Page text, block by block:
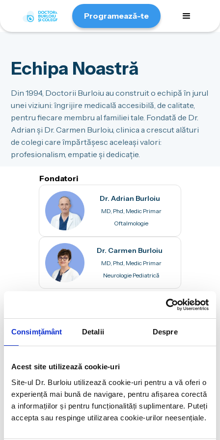
Consimțământ Detalii Despre
Acest site utilizează cookie-uri
Site-ul Dr. Burloiu utilizează cookie-uri pentru a vă oferi o
experiență mai bună de navigare, pentru afișarea corectă
a informațiilor și pentru funcționalități suplimentare. Puteți
accepta sau respinge utilizarea cookie-urilor neesențiale.
Programează-te
Echipa Noastră
Din 1994, Doctorii Burloiu au construit o echipă în jurul
unei viziuni: îngrijire medicală accesibilă, de calitate,
pentru fiecare membru al familiei tale. Fondată de Dr.
Adrian și Dr. Carmen Burloiu, clinica a crescut alături
de colegi care împărtășesc aceleași valori:
profesionalism, empatie și dedicație.
Fondatori
Dr. Adrian Burloiu
MD, Phd, Medic Primar
Oftalmologie
Dr. Carmen Burloiu
MD, Phd, Medic Primar
Neurologie Pediatrică
Dr. Mădălina Leanca
MD, Medic Primar Neurologie
Pediatrică
Office Manager